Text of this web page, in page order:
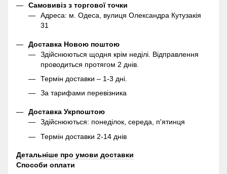
Самовивіз з торгової точки
Адреса: м. Одеса, вулиця Олександра Кутузакія
31
Доставка Новою поштою
Здійснюються щодня крім неділі. Відправлення
проводиться протягом 2 днів.
Термін доставки – 1-3 дні.
За тарифами перевізника
Доставка Укрпоштою
Здійснюються: понеділок, середа, п'ятинця
Термін доставки 2-14 днів
Детальніше про умови доставки
Способи оплати